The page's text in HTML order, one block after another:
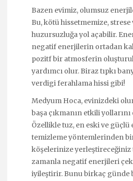
Bazen evimiz, olumsuz
Bu, kötü hissetmemize, strese
huzursuzluğa yol açabilir.
negatif enerjilerin ortadan
pozitf bir atmosferin
yardımcı olur. Biraz tıpkı
verdigi ferahlama hissi gibi!
Medyum Hoca, evinizdeki
başa çıkmanın etkili
Özellikle tuz, en eski ve güçlü
temizleme yöntemlerinden
köşelerinize yerleştireceğiniz
zamanla negatif enerjileri
iyileştirir. Bunu birkaç günde